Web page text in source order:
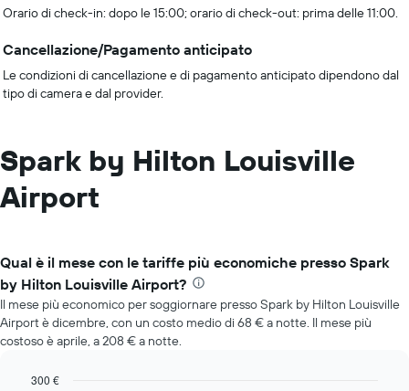
Orario di check-in: dopo le 15:00; orario di check-out: prima delle 11:00.
Cancellazione/Pagamento anticipato
Le condizioni di cancellazione e di pagamento anticipato dipendono dal
tipo di camera e dal provider.
Spark by Hilton Louisville
Airport
Qual è il mese con le tariffe più economiche presso Spark
by Hilton Louisville Airport?
Il mese più economico per soggiornare presso Spark by Hilton Louisville
Airport è dicembre, con un costo medio di 68 € a notte. Il mese più
costoso è aprile, a 208 € a notte.
300 €